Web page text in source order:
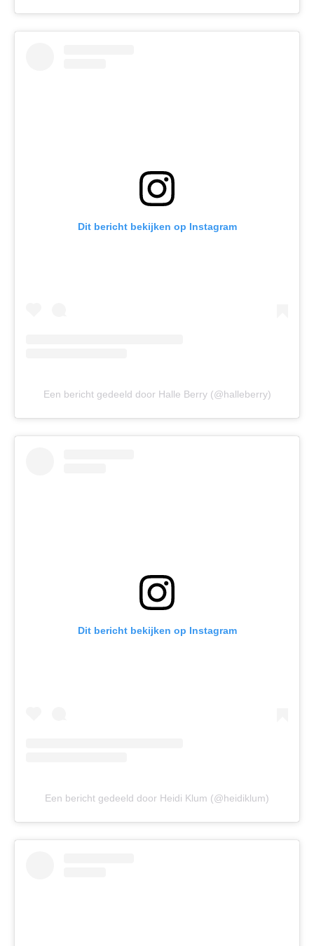
Dit bericht bekijken op Instagram
Een bericht gedeeld door Halle Berry (@halleberry)
Dit bericht bekijken op Instagram
Een bericht gedeeld door Heidi Klum (@heidiklum)